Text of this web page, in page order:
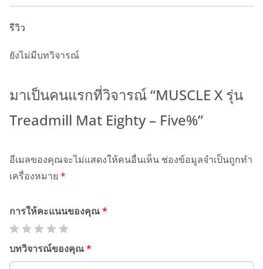
รีวิว
ยังไม่มีบทวิจารณ์
มาเป็นคนแรกที่วิจารณ์ “MUSCLE X รุ่น
Treadmill Mat Eighty – Five%”
อีเมลของคุณจะไม่แสดงให้คนอื่นเห็น ช่องข้อมูลจำเป็นถูกทำ
เครื่องหมาย *
การให้คะแนนของคุณ*
บทวิจารณ์ของคุณ*